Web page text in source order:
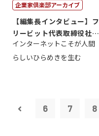
企業家倶楽部アーカイブ
【編集長インタビュー】フ
リービット代表取締役社長
ＣＥＯ 石田...
インターネットこそが人間
らしいひらめきを生む
6 7 8